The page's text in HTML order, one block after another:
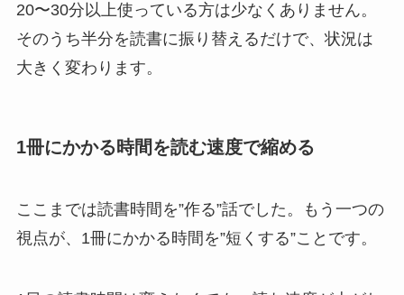
20〜30分以上使っている方は少なくありません。
そのうち半分を読書に振り替えるだけで、状況は
大きく変わります。
1冊にかかる時間を読む速度で縮める
ここまでは読書時間を”作る”話でした。もう一つの
視点が、1冊にかかる時間を”短くする”ことです。